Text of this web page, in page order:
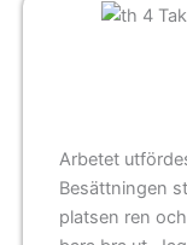
Arbetet
Besättningen
platsen ren